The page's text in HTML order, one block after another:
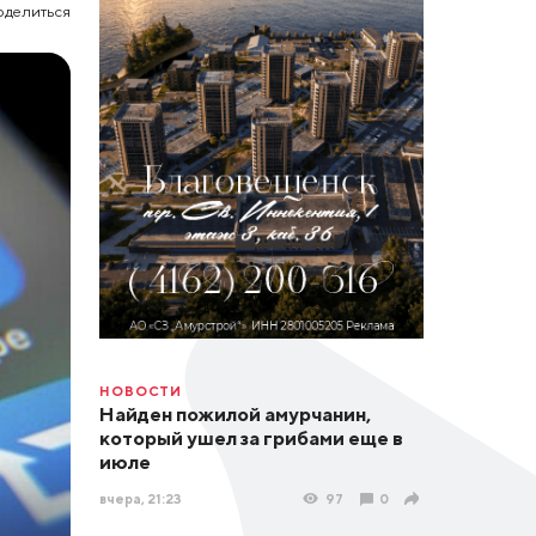
НОВОСТИ
Найден пожилой амурчанин,
который ушел за грибами еще в
июле
вчера, 21:23 97 0